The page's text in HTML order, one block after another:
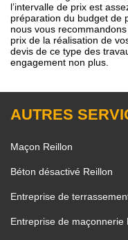
l’intervalle de prix est
préparation du budget de
nous vous
prix de la réalisation de
devis de ce type des
engagement non plus.
AUTRES
Maçon Reillon
Béton désactivé Reillon
Entreprise de
Entreprise de maçonnerie